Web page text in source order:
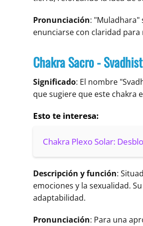
Pronunciación: "Muladhara"
enunciarse con claridad
Chakra Sacro -
Significado: El nombre
que sugiere que este chakra
Esto te interesa:
Chakra Plexo Solar:
Descripción y función:
emociones y la sexualidad.
adaptabilidad.
Pronunciación: Para una